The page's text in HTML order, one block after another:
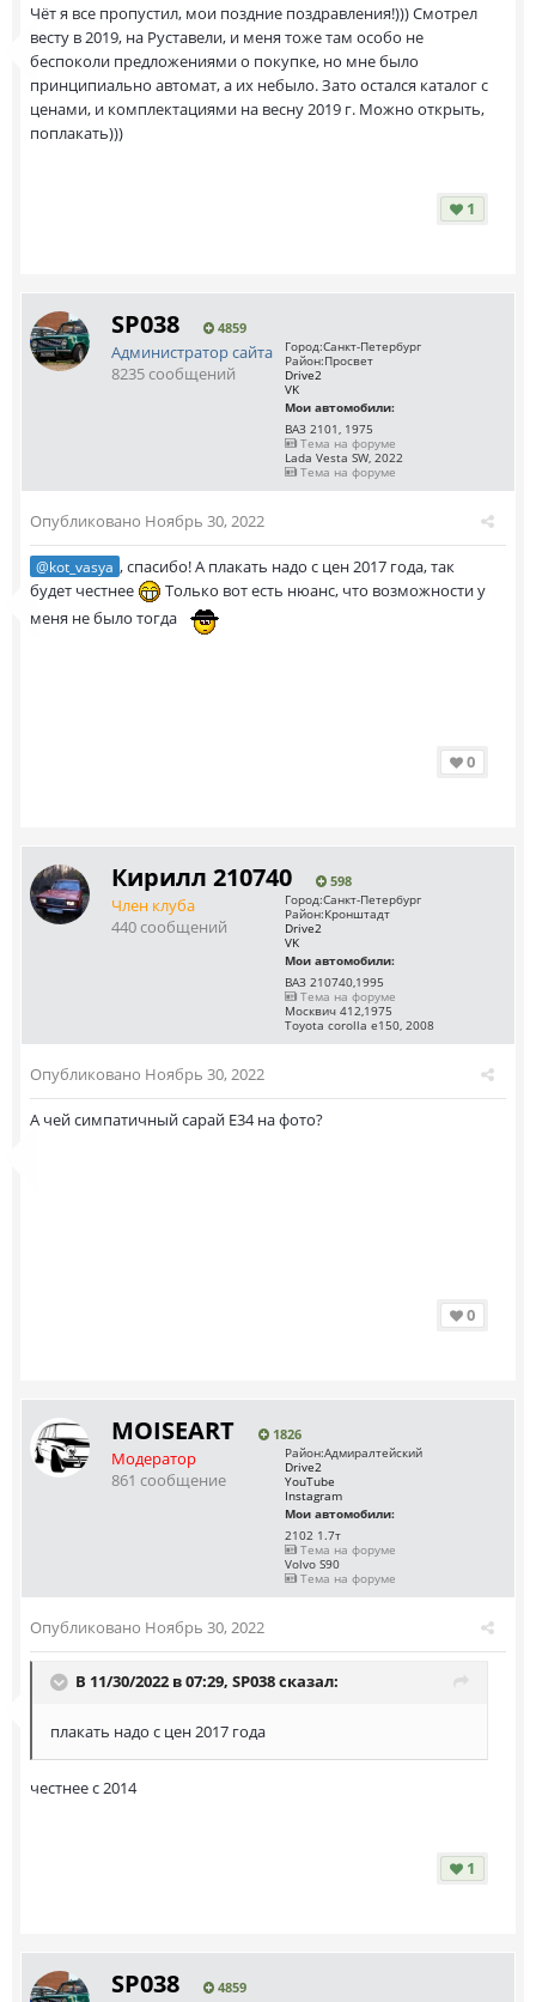
Чёт я все пропустил, мои поздние поздравления!))) Смотрел
весту в 2019, на Руставели, и меня тоже там особо не
беспоколи предложениями о покупке, но мне было
принципиально автомат, а их небыло. Зато остался каталог с
ценами, и комплектациями на весну 2019 г. Можно открыть,
поплакать)))
1
SP038 4859
Администратор сайта
8235 сообщений
Город:Санкт-Петербург
Район:Просвет
Drive2
VK
Мои автомобили:
ВАЗ 2101, 1975
Тема на форуме
Lada Vesta SW, 2022
Тема на форуме
Опубликовано Ноябрь 30, 2022
@kot_vasya , спасибо! А плакать надо с цен 2017 года, так
будет честнее
Только вот есть нюанс, что возможности у
меня не было тогда
0
Кирилл 210740 598
Член клуба
440 сообщений
Город:Санкт-Петербург
Район:Кронштадт
Drive2
VK
Мои автомобили:
ВАЗ 210740,1995
Тема на форуме
Москвич 412,1975
Toyota corolla e150, 2008
Опубликовано Ноябрь 30, 2022
А чей симпатичный сарай Е34 на фото?
0
MOISEART 1826
Модератор
861 сообщение
Район:Адмиралтейский
Drive2
YouTube
Instagram
Мои автомобили:
2102 1.7т
Тема на форуме
Volvo S90
Тема на форуме
Опубликовано Ноябрь 30, 2022
В 11/30/2022 в 07:29, SP038сказал:
плакать надо с цен 2017 года
честнее с 2014
1
SP038 4859